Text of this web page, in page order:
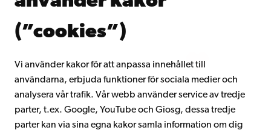
(”cookies”)
Vi använder kakor för att anpassa innehållet till
användarna, erbjuda funktioner för sociala medier och
analysera vår trafik. Vår webb använder service av tredje
parter, t.ex. Google, YouTube och Giosg, dessa tredje
parter kan via sina egna kakor samla information om dig
Intranätet
Facebook InstagramYouTube LinkedIn Blog Snapchat